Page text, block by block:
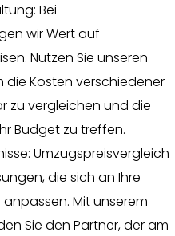
Bei
wir Wert auf
Nutzen Sie unseren
die Kosten verschiedener
zu vergleichen und die
Budget zu treffen.
Umzugspreisvergleich
die sich an Ihre
Mit unserem
Sie den Partner, der am